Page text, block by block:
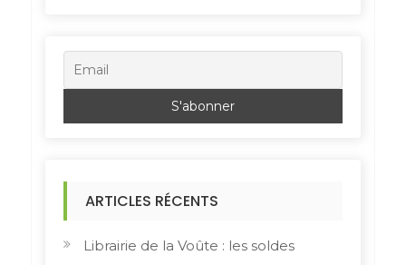
ARTICLES RÉCENTS
Librairie de la Voûte : les soldes